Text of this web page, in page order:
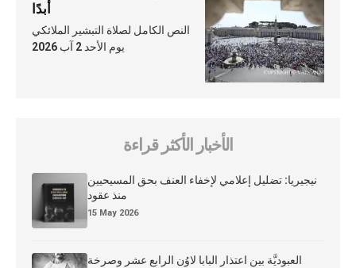
أبدًا
النص الكامل لصلاة التبشير الملائكي
يوم الأحد 2 آب 2026
الأخبار الأكثر قراءة
نيجيريا: تضليل إعلامي لإخفاء العنف بحق المسيحيين
منذ عقود
15 May 2026
العبوديَّة بين اعتذار البابا لاوُن الرابع عشر وصرخة